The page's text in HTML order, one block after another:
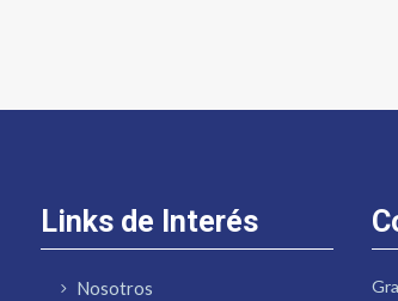
Links de Interés
Nosotros